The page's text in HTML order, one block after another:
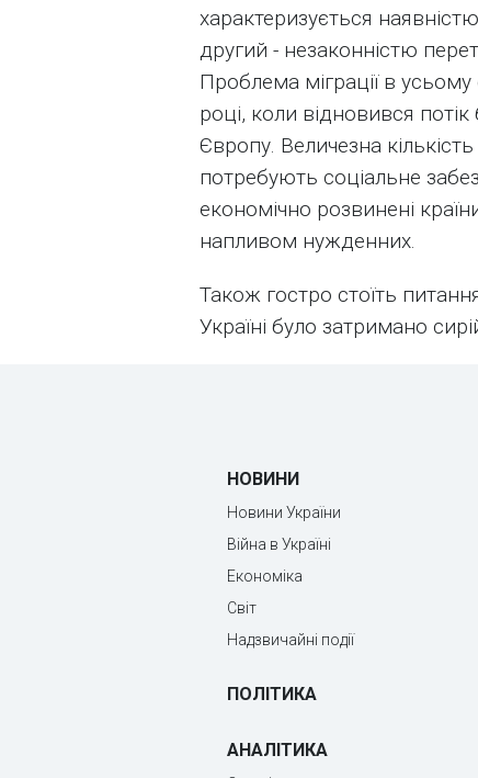
характеризується
другий - незаконністю
Проблема міграції в
році, коли відновився потік
Європу. Величезна
потребують соціальне
економічно розвинені
напливом нужденних.
Також гостро стоїть
Україні було затримано
НОВИНИ
Новини України
Війна в Україні
Економіка
Світ
Надзвичайні події
ПОЛІТИКА
АНАЛІТИКА